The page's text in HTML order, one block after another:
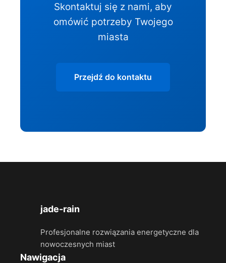
Skontaktuj się z nami, aby
omówić potrzeby Twojego
miasta
Przejdź do kontaktu
jade-rain
Profesjonalne rozwiązania energetyczne dla
nowoczesnych miast
Nawigacja